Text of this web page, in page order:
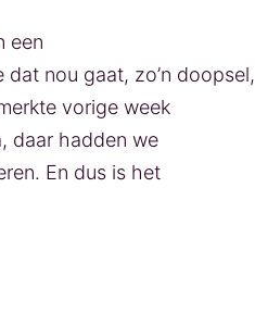
een
nou gaat, zo’n doopsel,
vorige week
daar hadden we
En dus is het